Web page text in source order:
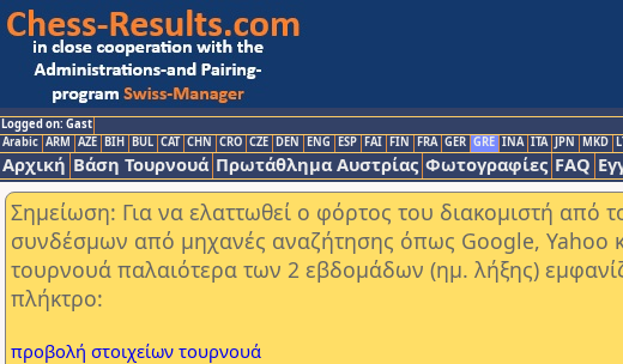
Logged on: Gast
Arabic ARM AZE BIH BUL CAT CHN CRO CZE DEN ENG ESP FAI FIN FRA GER GRE INA ITA JPN MKD
Αρχική Βάση Τουρνουά Πρωτάθλημα Αυστρίας Φωτογραφίες FAQ
Σημείωση: Για να ελαττωθεί ο φόρτος του διακομιστή από
συνδέσμων από μηχανές αναζήτησης όπως Google, Yahoo
τουρνουά παλαιότερα των 2 εβδομάδων (ημ. λήξης)
πλήκτρο:
προβολή στοιχείων τουρνουά